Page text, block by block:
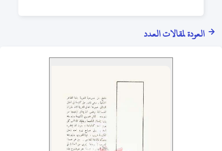
العودة لمقالات العدد